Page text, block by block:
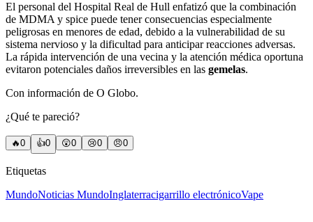
El personal del Hospital Real de Hull enfatizó que la combinación
de MDMA y spice puede tener consecuencias especialmente
peligrosas en menores de edad, debido a la vulnerabilidad de su
sistema nervioso y la dificultad para anticipar reacciones adversas.
La rápida intervención de una vecina y la atención médica oportuna
evitaron potenciales daños irreversibles en las gemelas.
Con información de O Globo.
¿Qué te pareció?
🔥0 👍0 😲0 😢0 😠0
Etiquetas
MundoNoticias MundoInglaterracigarrillo electrónicoVape